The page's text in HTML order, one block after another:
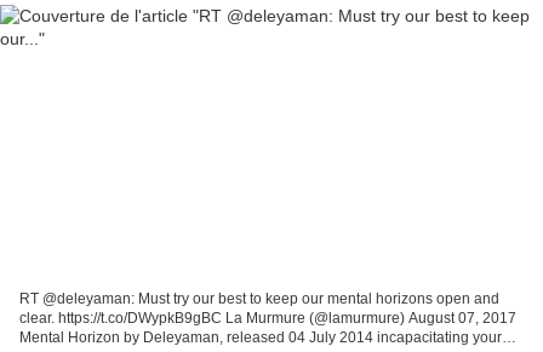
RT @deleyaman: Must try our best to keep our mental horizons open and
clear. https://t.co/DWypkB9gBC La Murmure (@lamurmure) August 07, 2017
Mental Horizon by Deleyaman, released 04 July 2014 incapacitating your